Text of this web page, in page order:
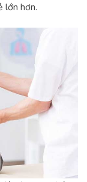
lớn hơn.